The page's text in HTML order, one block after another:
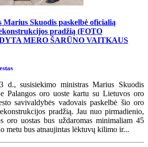
Marius Skuodis paskelbė oficialią
pradžią (FOTO
MERO ŠARŪNO VAITKAUS
d., susisiekimo ministras Marius Skuodis
Palangos oro uoste kartu su Lietuvos oro
savivaldybės vadovais paskelbė šio oro
pradžią. Jau nuo pirmadienio,
oro uostas bus uždaromas minimaliam 45
metu bus atnaujintas lėktuvų kilimo ir...